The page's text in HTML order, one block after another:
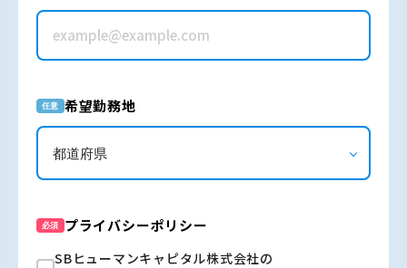
任意 希望勤務地
必須 プライバシーポリシー
SBヒューマンキャピタル株式会社の